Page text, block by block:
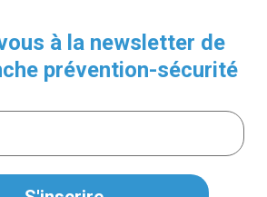
à la newsletter de
prévention-sécurité